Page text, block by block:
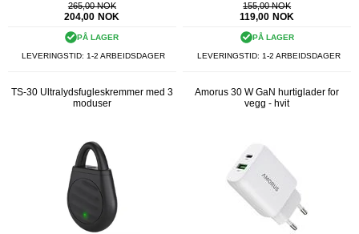
265,00 NOK
204,00 NOK
PÅ LAGER
LEVERINGSTID: 1-2 ARBEIDSDAGER
155,00 NOK
119,00 NOK
PÅ LAGER
LEVERINGSTID: 1-2 ARBEIDSDAGER
TS-30 Ultralydsfugleskremmer med 3
moduser
Amorus 30 W GaN hurtiglader for
vegg - hvit